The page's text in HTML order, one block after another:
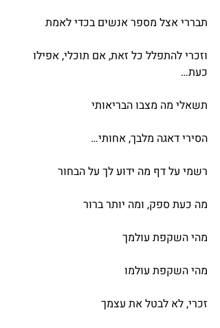
תבררי אצל מספר אנשים בכדי לאמת
וזכרי להתפלל כל זאת, אם תוכלי, אפילו
כעת…
תשאלי מה מצבו הבריאותי
הסירי דאגה מלבך, אחותי…
רשמי על דף מה ידוע לך על הבחור
מה כעת ספק, ומה יותר ברור
מהי השקפת עולמך
מהי השקפת עולמו
זכרי, לא לבטל את עצמך